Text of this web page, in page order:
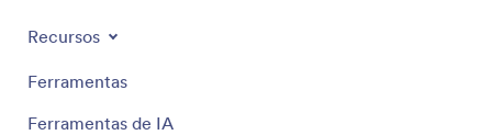
Recursos
Ferramentas
Ferramentas de IA